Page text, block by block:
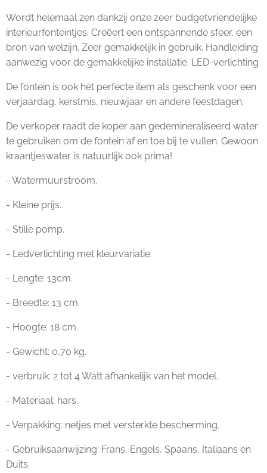
Wordt helemaal zen dankzij onze zeer budgetvriendelijke
interieurfonteintjes. Creëert een ontspannende sfeer, een
bron van welzijn. Zeer gemakkelijk in gebruik. Handleiding
aanwezig voor de gemakkelijke installatie. LED-verlichting
De fontein is ook hét perfecte item als geschenk voor een
verjaardag, kerstmis, nieuwjaar en andere feestdagen.
De verkoper raadt de koper aan gedemineraliseerd water
te gebruiken om de fontein af en toe bij te vullen. Gewoon
kraantjeswater is natuurlijk ook prima!
- Watermuurstroom.
- Kleine prijs.
- Stille pomp.
- Ledverlichting met kleurvariatie.
- Lengte: 13cm.
- Breedte: 13 cm.
- Hoogte: 18 cm.
- Gewicht: 0,70 kg.
- verbruik: 2 tot 4 Watt afhankelijk van het model.
- Materiaal: hars.
- Verpakking: netjes met versterkte bescherming.
- Gebruiksaanwijzing: Frans, Engels, Spaans, Italiaans en
Duits.